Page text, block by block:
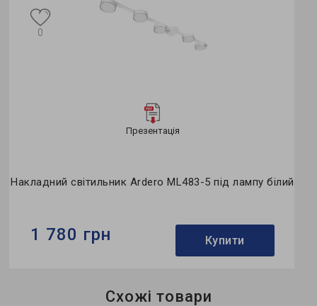
Презентація
Накладний світильник Ardero ML483-5 під лампу білий
0
1 780 грн Купити
Схожі товари